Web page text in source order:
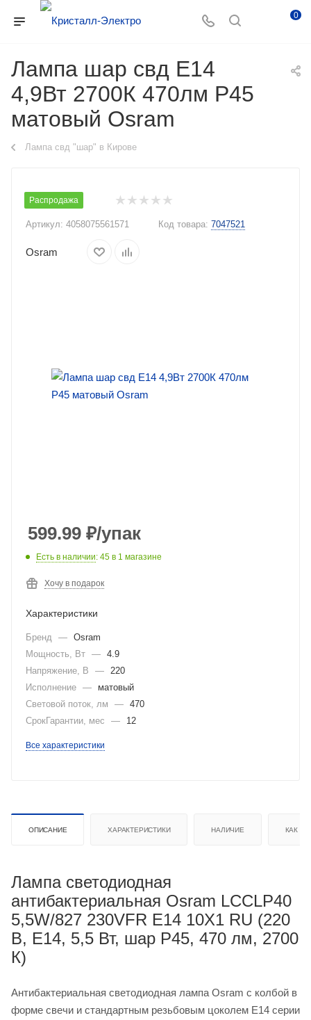
0
Лампа шар свд Е14
4,9Вт 2700К 470лм P45
матовый Osram
Лампа свд "шар" в Кирове
Распродажа
Артикул: 4058075561571 Код товара: 7047521
Osram
599.99 ₽/упак
Есть в наличии: 45 в 1 магазине
Хочу в подарок
Характеристики
Бренд — Osram
Мощность, Вт — 4.9
Напряжение, В
—
220
Исполнение —
матовый
Световой поток, лм
— 470
СрокГарантии, мес
— 12
Все характеристики
ОПИСАНИЕ ХАРАКТЕРИСТИКИ НАЛИЧИЕ КАК
Лампа светодиодная
антибактериальная Osram LCCLP40
5,5W/827 230VFR E14 10X1 RU (220
В, E14, 5,5 Вт, шар P45, 470 лм, 2700
К)
Антибактериальная светодиодная лампа Osram с колбой в
форме свечи и стандартным резьбовым цоколем Е14 серии